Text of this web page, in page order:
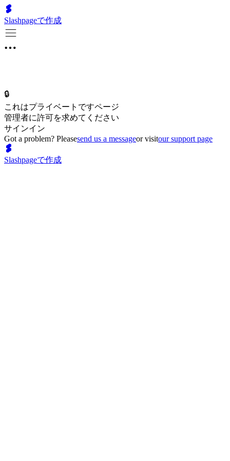
Slashpageで作成
🔒
これはプライベートですページ
管理者に許可を求めてください
サインイン
Got a problem? Pleasesend us a messageor visitour support page
Slashpageで作成